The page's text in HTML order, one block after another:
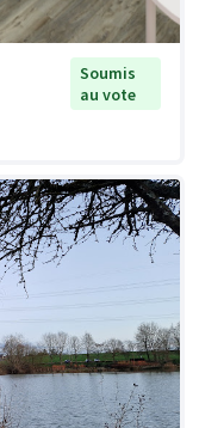
Soumis
au vote